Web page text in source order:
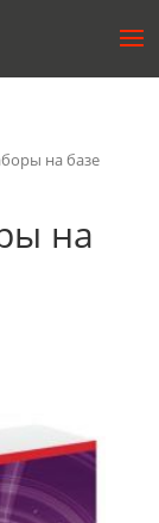
на базе
на